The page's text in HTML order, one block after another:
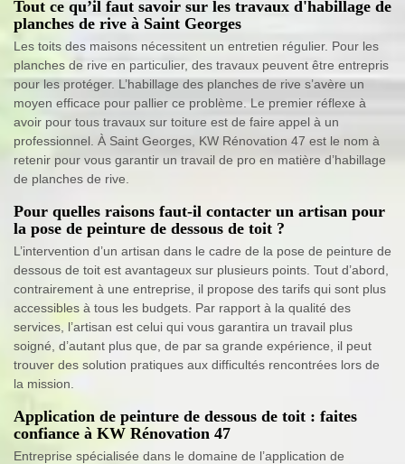
Tout ce qu’il faut savoir sur les travaux d'habillage de
planches de rive à Saint Georges
Les toits des maisons nécessitent un entretien régulier. Pour les
planches de rive en particulier, des travaux peuvent être entrepris
pour les protéger. L’habillage des planches de rive s’avère un
moyen efficace pour pallier ce problème. Le premier réflexe à
avoir pour tous travaux sur toiture est de faire appel à un
professionnel. À Saint Georges, KW Rénovation 47 est le nom à
retenir pour vous garantir un travail de pro en matière d’habillage
de planches de rive.
Pour quelles raisons faut-il contacter un artisan pour
la pose de peinture de dessous de toit ?
L’intervention d’un artisan dans le cadre de la pose de peinture de
dessous de toit est avantageux sur plusieurs points. Tout d’abord,
contrairement à une entreprise, il propose des tarifs qui sont plus
accessibles à tous les budgets. Par rapport à la qualité des
services, l’artisan est celui qui vous garantira un travail plus
soigné, d’autant plus que, de par sa grande expérience, il peut
trouver des solution pratiques aux difficultés rencontrées lors de
la mission.
Application de peinture de dessous de toit : faites
confiance à KW Rénovation 47
Entreprise spécialisée dans le domaine de l’application de